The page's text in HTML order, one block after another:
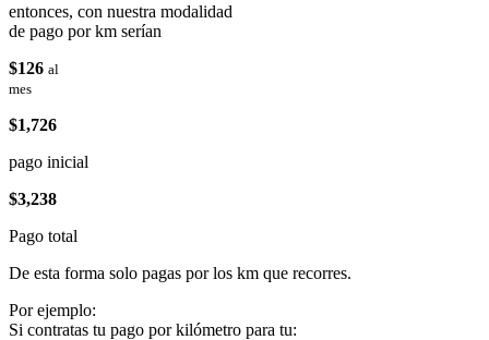
entonces, con nuestra modalidad
de pago por km serían
$126 al
mes
$1,726
pago inicial
$3,238
Pago total
De esta forma solo pagas por los km que recorres.
Por ejemplo:
Si contratas tu pago por kilómetro para tu: